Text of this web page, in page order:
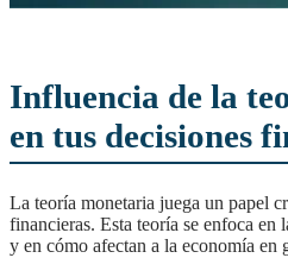
Influencia de la
en tus decisiones
La teoría monetaria juega un papel crucial en la toma de decisiones
financieras. Esta teoría se enfoca en
y en cómo afectan a la economía en